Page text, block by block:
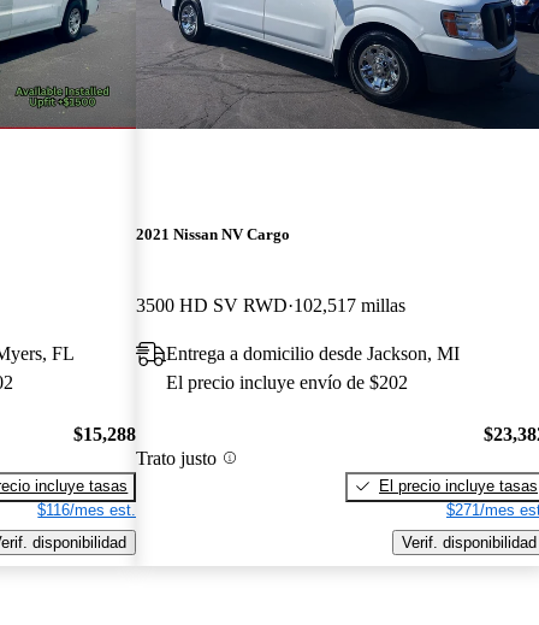
FL
$15,288
incluye tasas
$116/mes est.
disponibilidad
2021 Nissan NV Cargo
3500 HD SV RWD 102,517 millas
Entrega a domicilio desde Jackson, MI
El precio incluye envío de $202
Trato justo
El precio incluye tasas
$271/mes
Verif. disponibilidad